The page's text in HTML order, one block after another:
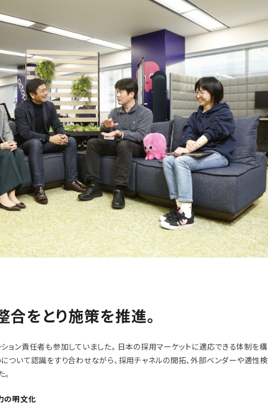
をとり施策を推進。
ョン責任者も参加していました。日本の採用マーケットに適応できる体制を構
ついて認識をすり合わせながら、採用チャネルの開拓、外部ベンダーや適性検
の明文化